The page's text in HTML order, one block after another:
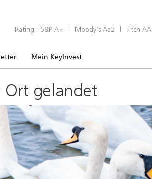
Rating: S&P A+ | Moody’s Aa2 | Fitch AA
Mein KeyInvest
Ort gelandet